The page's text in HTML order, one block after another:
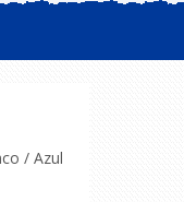
/ Azul